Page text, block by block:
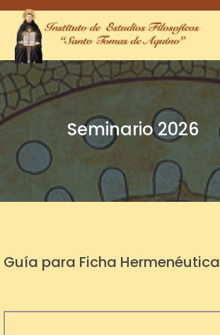
Seminario 2026
Guía para Ficha Hermenéutica